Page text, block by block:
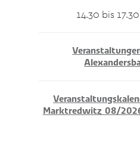
14.30 bis
Marktredwitz 08/